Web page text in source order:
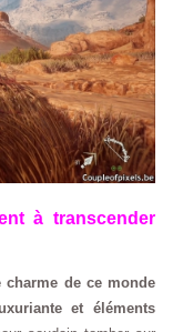
à transcender
de ce monde
et éléments